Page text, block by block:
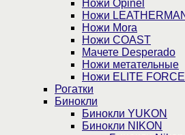
Ножи Opinel
Ножи
Ножи Mora
Ножи COAST
Мачете Desperado
Ножи метательные
Ножи ELITE
Рогатки
Бинокли
Бинокли YUKON
Бинокли NIKON